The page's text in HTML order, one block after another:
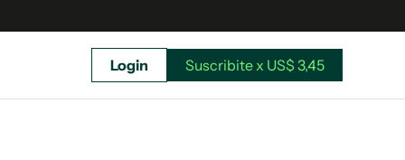
Login Suscribite x US$ 3,45